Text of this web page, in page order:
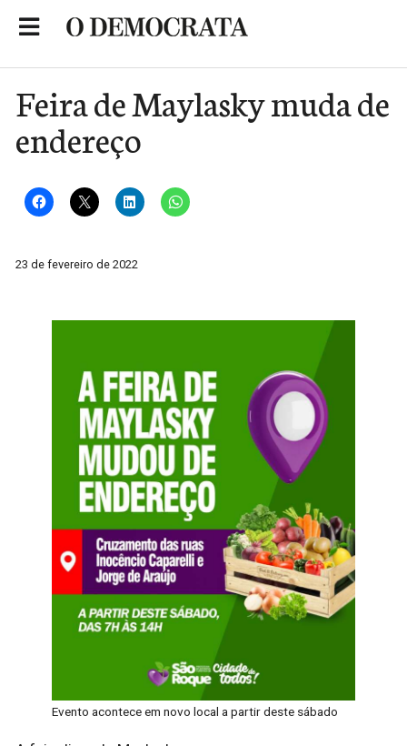
Feira de Maylasky muda de
endereço
23 de fevereiro de 2022
Evento acontece em novo local a partir deste sábado